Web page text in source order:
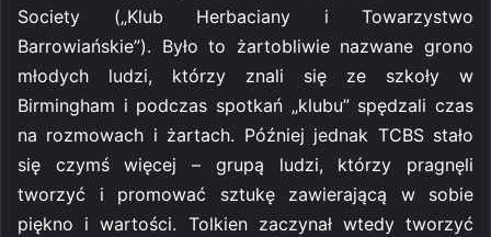
Society („Klub Herbaciany i Towarzystwo
Barrowiańskie”). Było to żartobliwie nazwane grono
młodych ludzi, którzy znali się ze szkoły w
Birmingham i podczas spotkań „klubu” spędzali czas
na rozmowach i żartach. Później jednak TCBS stało
się czymś więcej – grupą ludzi, którzy pragnęli
tworzyć i promować sztukę zawierającą w sobie
piękno i wartości. Tolkien zaczynał wtedy tworzyć